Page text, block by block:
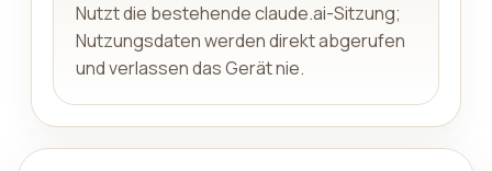
Nutzt die bestehende claude.ai-Sitzung;
Nutzungsdaten werden direkt abgerufen
und verlassen das Gerät nie.